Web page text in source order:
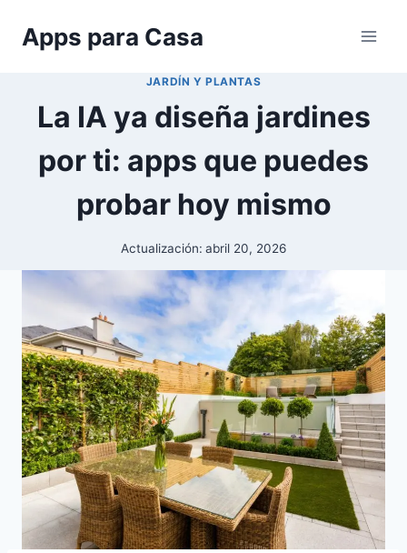
Apps para Casa
JARDÍN Y PLANTAS
La IA ya diseña jardines
por ti: apps que puedes
probar hoy mismo
Actualización: abril 20, 2026